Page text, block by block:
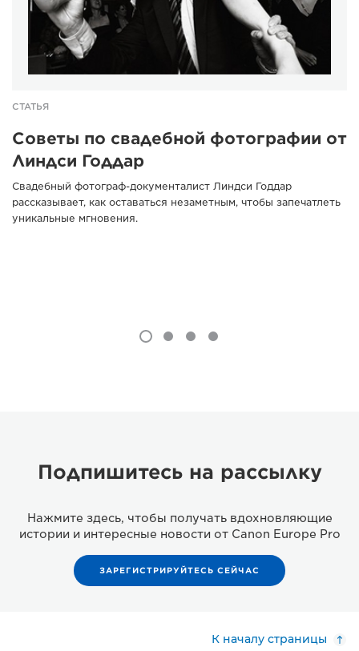
СТАТЬЯ
Советы по свадебной фотографии от
Линдси Годдар
Свадебный фотограф-документалист Линдси Годдар
рассказывает, как оставаться незаметным, чтобы запечатлеть
уникальные мгновения.
Подпишитесь на рассылку
Нажмите здесь, чтобы получать вдохновляющие
истории и интересные новости от Canon Europe Pro
ЗАРЕГИСТРИРУЙТЕСЬ СЕЙЧАС
К началу страницы